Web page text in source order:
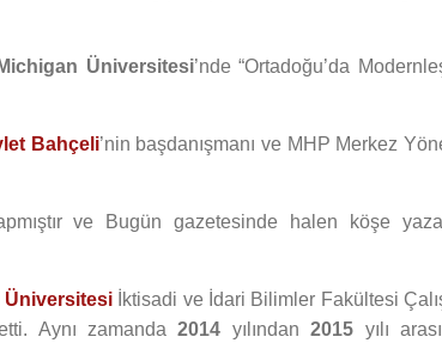
Michigan Üniversitesi’nde “Ortadoğu’da
Bahçeli’nin başdanışmanı ve MHP Merkez
ve Bugün gazetesinde halen köşe
Üniversitesi İktisadi ve İdari Bilimler Fakültesi
Aynı zamanda2014 yılından2015 yılı